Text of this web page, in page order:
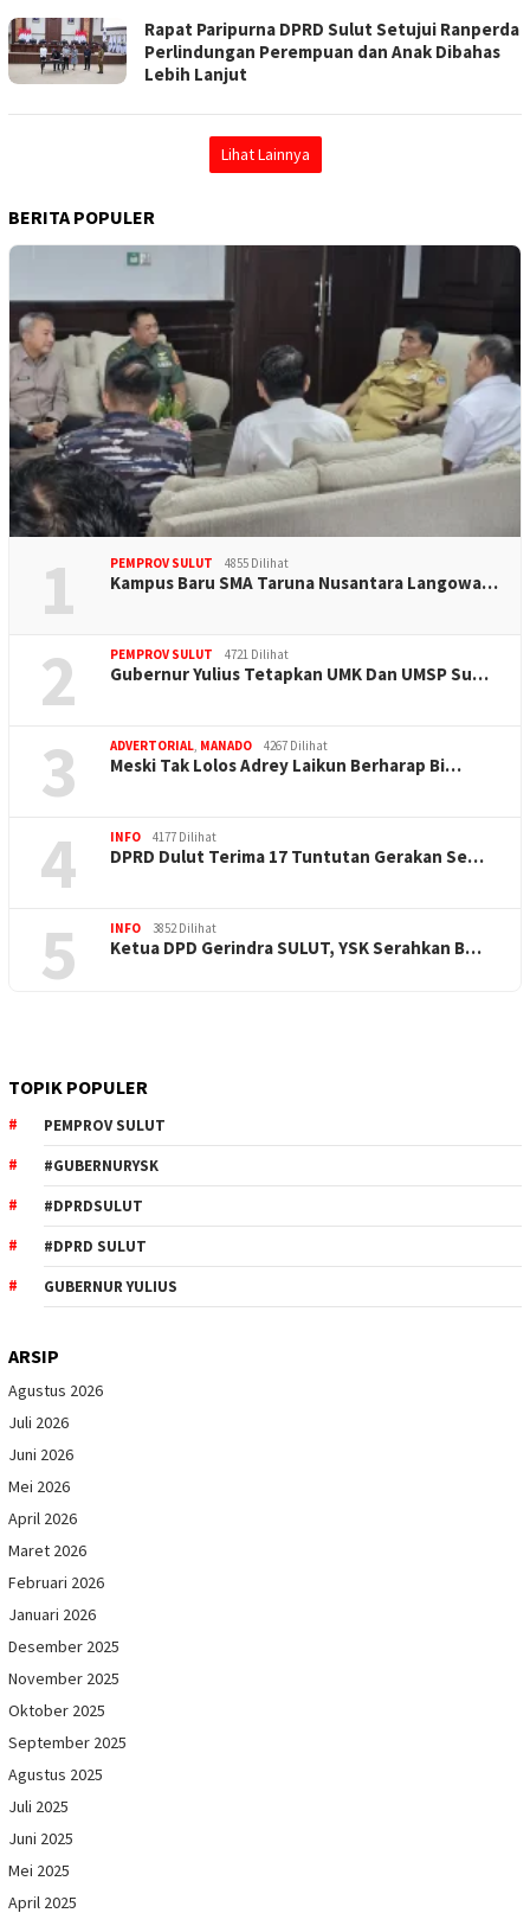
Rapat Paripurna DPRD Sulut Setujui Ranperda
Perlindungan Perempuan dan Anak Dibahas
Lebih Lanjut
Lihat Lainnya
BERITA POPULER
1 PEMPROV SULUT 4855 Dilihat
Kampus Baru SMA Taruna Nusantara Langowa…
2 PEMPROV SULUT 4721 Dilihat
Gubernur Yulius Tetapkan UMK Dan UMSP Su…
3 ADVERTORIAL, MANADO 4267 Dilihat
Meski Tak Lolos Adrey Laikun Berharap Bi…
4 INFO 4177 Dilihat
DPRD Dulut Terima 17 Tuntutan Gerakan Se…
5 INFO 3852 Dilihat
Ketua DPD Gerindra SULUT, YSK Serahkan B…
TOPIK POPULER
PEMPROV SULUT
#GUBERNURYSK
#DPRDSULUT
#DPRD SULUT
GUBERNUR YULIUS
ARSIP
Agustus 2026
Juli 2026
Juni 2026
Mei 2026
April 2026
Maret 2026
Februari 2026
Januari 2026
Desember 2025
November 2025
Oktober 2025
September 2025
Agustus 2025
Juli 2025
Juni 2025
Mei 2025
April 2025